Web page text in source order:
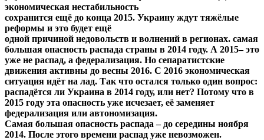
экономическая нестабильность
сохранится ещё до конца 2015. Украину ждут тяжёлые
реформы и это будет ещё
одной причиной недовольств и волнений в регионах. самая
большая опасность распада страны в 2014 году. А 2015– это
уже не распад, а федерализация. Но сепаратистские
движения активны до весны 2016. С 2016 экономическая
ситуация идёт на лад. Так что остался только один вопрос:
распадётся ли Украина в 2014 году, или нет? Потому что в
2015 году эта опасность уже исчезает, её заменяет
федерализация или автономизация.
Самая большая опасность распада – до середины ноября
2014. После этого времени распад уже невозможен.